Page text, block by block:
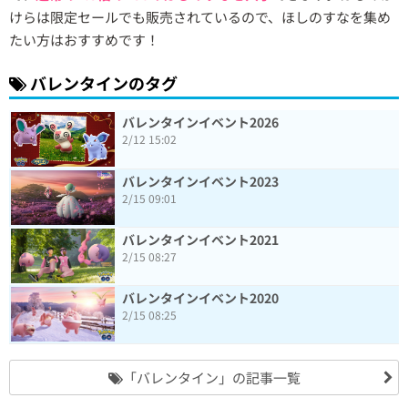
けらは限定セールでも販売されているので、ほしのすなを集め
たい方はおすすめです！
バレンタインのタグ
バレンタインイベント2026
2/12 15:02
バレンタインイベント2023
2/15 09:01
バレンタインイベント2021
2/15 08:27
バレンタインイベント2020
2/15 08:25
「バレンタイン」の記事一覧